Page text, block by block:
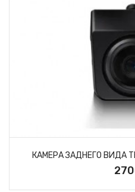
КАМЕРА ЗАДНЕГО ВИДА